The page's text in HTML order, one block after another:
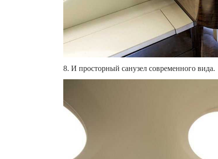
8. И просторный санузел современного вида.